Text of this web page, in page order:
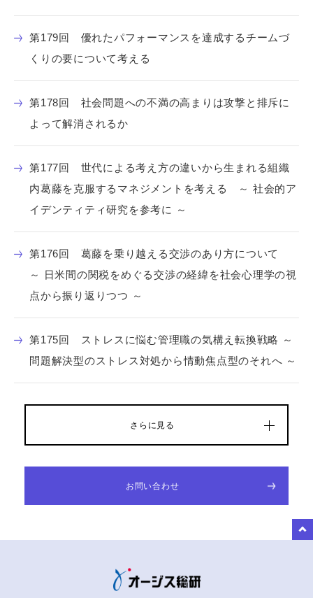
第179回 優れたパフォーマンスを達成するチームづ
くりの要について考える
第178回 社会問題への不満の高まりは攻撃と排斥に
よって解消されるか
第177回 世代による考え方の違いから生まれる組織
内葛藤を克服するマネジメントを考える ～ 社会的ア
イデンティティ研究を参考に ～
第176回 葛藤を乗り越える交渉のあり方について
～ 日米間の関税をめぐる交渉の経緯を社会心理学の視
点から振り返りつつ ～
第175回 ストレスに悩む管理職の気構え転換戦略 ～
問題解決型のストレス対処から情動焦点型のそれへ ～
さらに見る
お問い合わせ